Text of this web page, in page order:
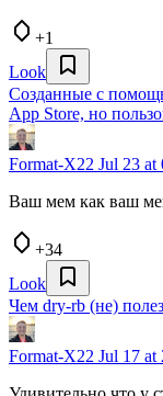
+1
Look
Созданные с
App Store, но
Format-X22 Jul 23 at
Ваш мем как ваш
+34
Look
Чем dry-rb (не)
Format-X22 Jul 17 at